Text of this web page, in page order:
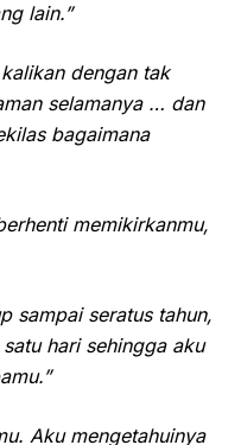
lain.”
dengan tak
selamanya … dan
bagaimana
memikirkanmu,
sampai seratus tahun,
hari sehingga aku
Aku mengetahuinya